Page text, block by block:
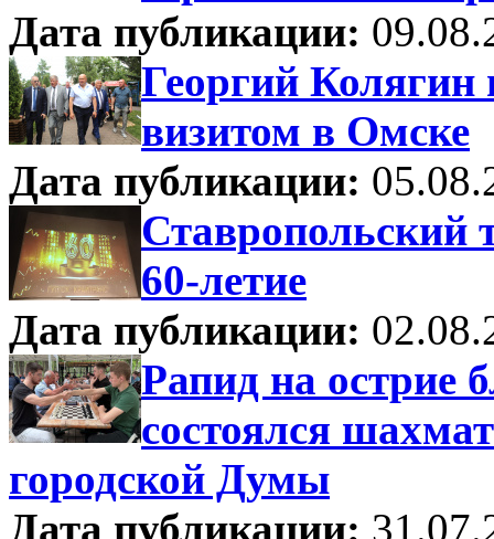
Дата публикации:
Георгий
визитом в Омске
Дата публикации:
Ставропольский
60-летие
Дата публикации:
Рапид на острие
состоялся
городской Думы
Дата публикации: